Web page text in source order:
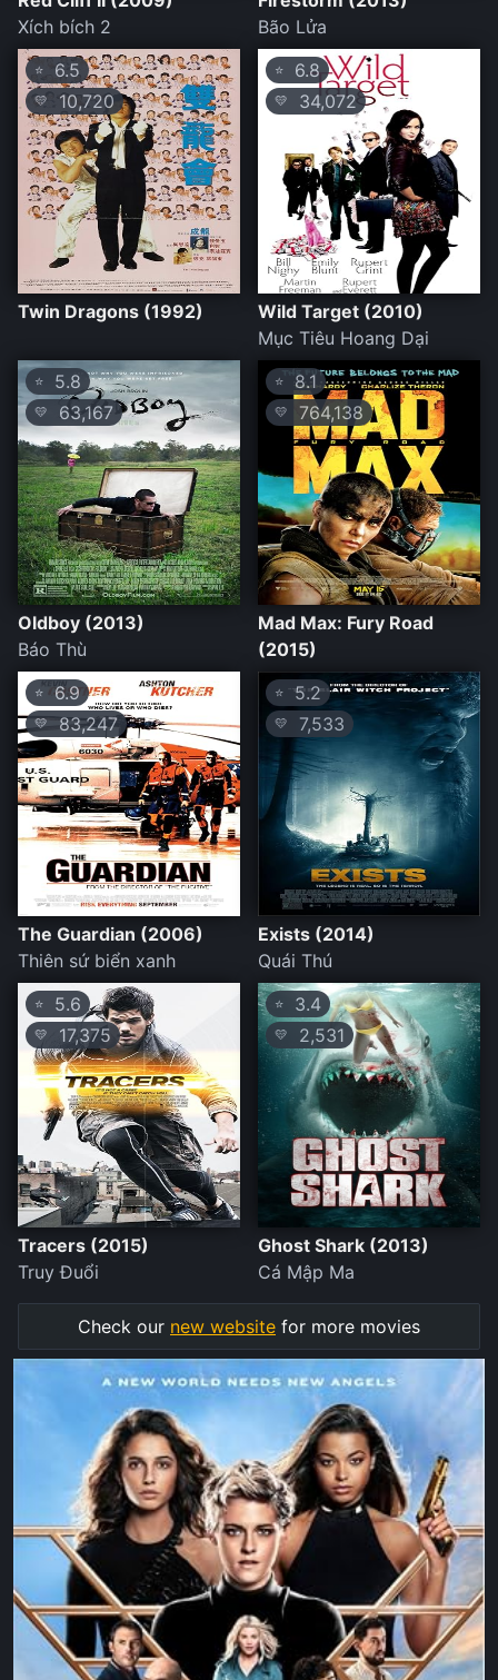
Xích bích 2
Bão Lửa
⭐ 6.5
💛 10,720
Twin Dragons (1992)
⭐ 6.8
💛 34,072
Wild Target (2010)
Mục Tiêu Hoang Dại
⭐ 5.8
💛 63,167
Oldboy (2013)
Báo Thù
⭐ 8.1
💛 764,138
Mad Max: Fury Road
(2015)
⭐ 6.9
💛83,247
The Guardian (2006)
Thiên sứ biển xanh
⭐ 5.2
💛 7,533
Exists (2014)
Quái Thú
⭐ 5.6
💛 17,375
Tracers (2015)
Truy Đuổi
⭐ 3.4
💛 2,531
Ghost Shark (2013)
Cá Mập Ma
Check our new website for more movies